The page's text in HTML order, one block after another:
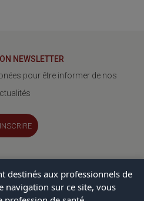
NEWSLETTER
pour être informer de nos
Contact Actualités / Blog
destinés aux professionnels de
navigation sur ce site, vous